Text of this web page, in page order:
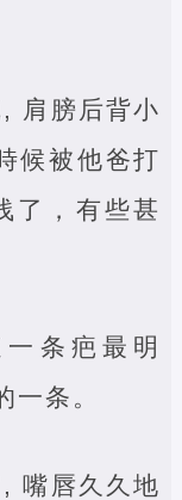
肩膀后背小
候被他爸打
了，有些甚
条疤最明
条。
嘴唇久久地